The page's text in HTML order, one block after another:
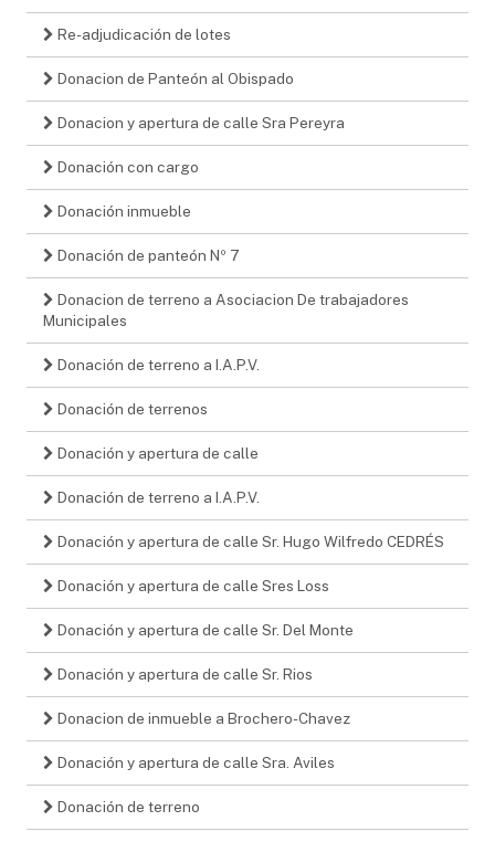
Re-adjudicación de lotes
Donacion de Panteón al Obispado
Donacion y apertura de calle Sra Pereyra
Donación con cargo
Donación inmueble
Donación de panteón Nº 7
Donacion de terreno a Asociacion De trabajadores
Municipales
Donación de terreno a I.A.P.V.
Donación de terrenos
Donación y apertura de calle
Donación de terreno a I.A.P.V.
Donación y apertura de calle Sr. Hugo Wilfredo CEDRÉS
Donación y apertura de calle Sres Loss
Donación y apertura de calle Sr. Del Monte
Donación y apertura de calle Sr. Rios
Donacion de inmueble a Brochero-Chavez
Donación y apertura de calle Sra. Aviles
Donación de terreno